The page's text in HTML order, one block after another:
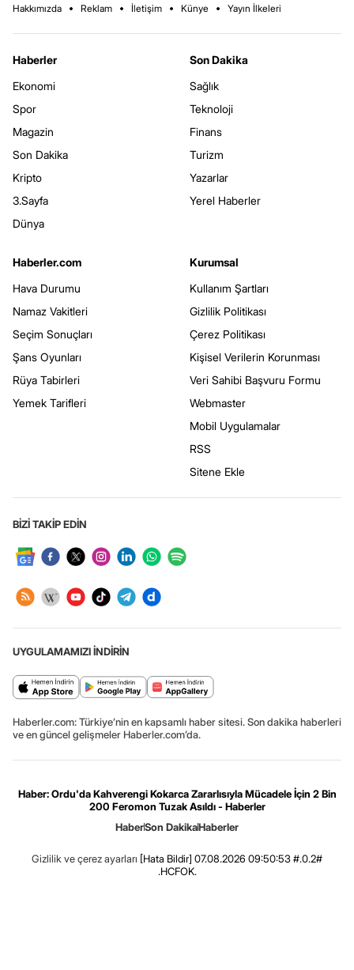
Hakkımızda Reklam İletişim Künye Yayın İlkeleri
Haberler
Ekonomi
Spor
Magazin
Son Dakika
Kripto
3.Sayfa
Dünya
Son Dakika
Sağlık
Teknoloji
Finans
Turizm
Yazarlar
Yerel Haberler
Haberler.com
Hava Durumu
Namaz Vakitleri
Seçim Sonuçları
Şans Oyunları
Rüya Tabirleri
Yemek Tarifleri
Kurumsal
Kullanım Şartları
Gizlilik Politikası
Çerez Politikası
Kişisel Verilerin Korunması
Veri Sahibi Başvuru Formu
Webmaster
Mobil Uygulamalar
RSS
Sitene Ekle
BİZİ TAKİP EDİN
UYGULAMAMIZI İNDİRİN
Haberler.com: Türkiye’nin en kapsamlı haber sitesi. Son dakika haberleri
ve en güncel gelişmeler Haberler.com’da.
Haber: Ordu'da Kahverengi Kokarca Zararlısıyla Mücadele İçin 2 Bin
200 Feromon Tuzak Asıldı - Haberler
HaberSon DakikaHaberler
Gizlilik ve çerez ayarları [Hata Bildir] 07.08.2026 09:50:53 #.0.2#
.HCFOK.